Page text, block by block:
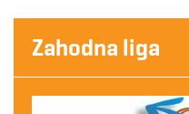
Zahodna liga